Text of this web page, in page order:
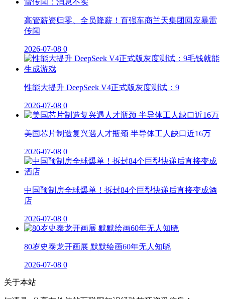
高管薪资归零、全员降薪！百强车商兰天集团回应暴雷
传闻
2026-07-08 0
性能大提升 DeepSeek V4正式版灰度测试：9
2026-07-08 0
美国芯片制造复兴遇人才瓶颈 半导体工人缺口近16万
2026-07-08 0
中国预制房全球爆单！拆封84个巨型快递后直接变成酒
店
2026-07-08 0
80岁史泰龙开画展 默默绘画60年无人知晓
2026-07-08 0
关于本站